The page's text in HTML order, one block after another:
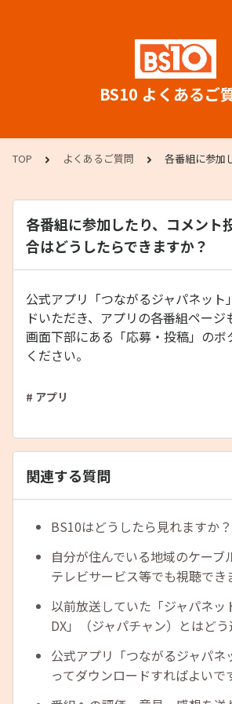
BS10 よくあるご
TOP よくあるご質問 各番組に参加
各番組に参加したり、コメント
合はどうしたらできますか？
公式アプリ「つながるジャパネット
ドいただき、アプリの各番組ページ
画面下部にある「応募・投稿」のボ
ください。
# アプリ
関連する質問
BS10はどうしたら見れますか？
自分が住んでいる地域のケーブ
テレビサービス等でも視聴でき
以前放送していた「ジャパネッ
DX」（ジャパチャン）とはど
公式アプリ「つながるジャパネ
ってダウンロードすればよいで